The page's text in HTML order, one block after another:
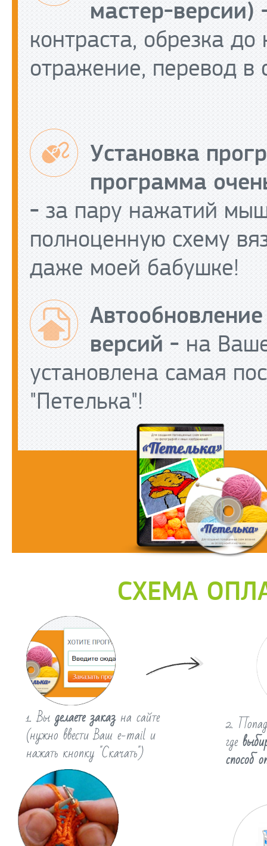
мастер-
контраста, обрезка
отражение, перевод в
Установка
программа
- за пару нажатий
полноценную схему
даже моей бабушке!
версий - на
установлена самая
"Петелька"!
СХЕМА
1. Выделаете заказна сайте
(нужно ввести Ваш e-mail и
нажать кнопку "Скачать")
2.
где
способ